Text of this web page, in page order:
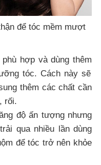
để tóc mềm mượt
hợp và dùng thêm
tóc. Cách này sẽ
thêm các chất cần
rối.
độ ấn tượng nhưng
qua nhiều lần dùng
để tóc trở nên khỏe